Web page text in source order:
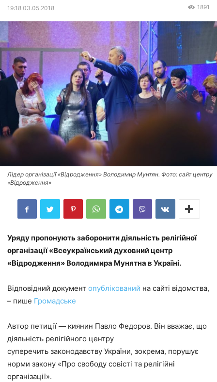
19:18 03.05.2018 1891
Лідер організації «Відродження» Володимир Мунтян. Фото: сайт центру
«Відродження»
Уряду пропонують заборонити діяльність релігійної
організації «Всеукраїнський духовний центр
«Відродження» Володимира Мунятна в Україні.
Відповідний документ опублікований на сайті відомства,
– пише Громадське
Автор петиції — киянин Павло Федоров. Він вважає, що
діяльність релігійного центру
суперечить законодавству України, зокрема, порушує
норми закону «Про свободу совісті та релігійні
організації».